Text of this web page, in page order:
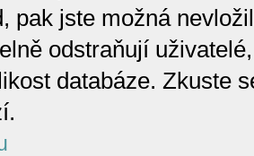
pak jste možná
odstraňují
databáze. Zkuste